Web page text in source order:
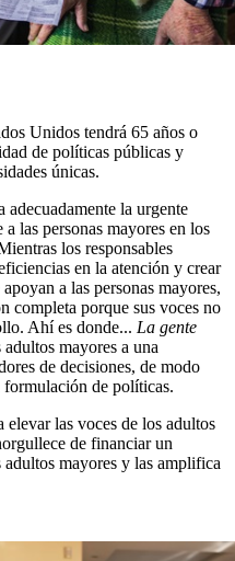
Unidos tendrá 65 años o
de políticas públicas y
únicas.
la urgente
las personas mayores en los
los responsables
en la atención y crear
a las personas mayores,
completa porque sus voces no
Ahí es donde... La gente
mayores a una
de decisiones, de modo
de políticas.
las voces de los adultos
de financiar un
mayores y las amplifica